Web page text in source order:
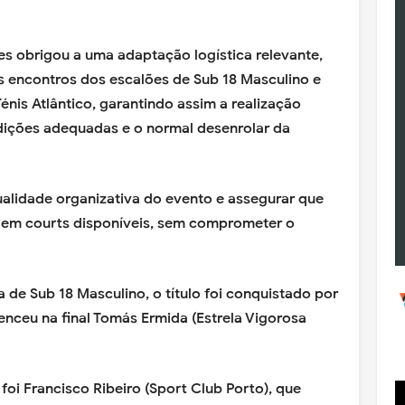
obrigou a uma adaptação logística relevante,
dos escalões de Sub 18 Masculino e
Atlântico, garantindo assim a realização
adequadas e o normal desenrolar da
organizativa do evento e assegurar que
courts disponíveis, sem comprometer o
Sub 18 Masculino, o título foi conquistado por
na final Tomás Ermida (Estrela Vigorosa
Francisco Ribeiro (Sport Club Porto), que